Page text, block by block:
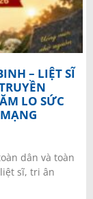
– LIỆT SĨ
LO SỨC
dân và toàn
sĩ, tri ân